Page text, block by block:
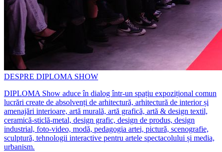
DESPRE DIPLOMA SHOW
DIPLOMA Show aduce în dialog într-un spațiu expozițional comun
lucrări create de absolvenți de arhitectură, arhitectură de interior și
amenajări interioare, artă murală, artă grafică, artă & design textil,
ceramică-sticlă-metal, design grafic, design de produs, design
industrial, foto-video, modă, pedagogia artei, pictură, scenografie,
sculptură, tehnologii interactive pentru artele spectacolului și media,
urbanism.